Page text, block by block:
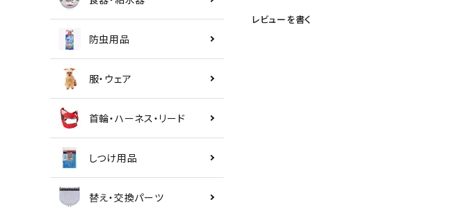
防虫用品
服・ウェア
首輪・ハーネス・リード
しつけ用品
替え・交換パーツ
レビューを書く